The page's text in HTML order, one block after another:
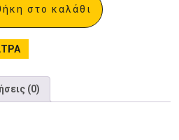
στο καλάθι
(0)